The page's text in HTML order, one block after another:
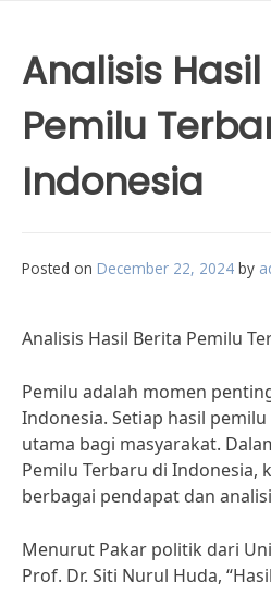
Analisis
Pemilu
Indonesia
Posted on December 22, 2024 by
Analisis Hasil Berita Pemilu
Pemilu adalah momen
Indonesia. Setiap hasil
utama bagi masyarakat.
Pemilu Terbaru di Indonesia,
berbagai pendapat dan
Menurut Pakar politik dari
Prof. Dr. Siti Nurul Huda,